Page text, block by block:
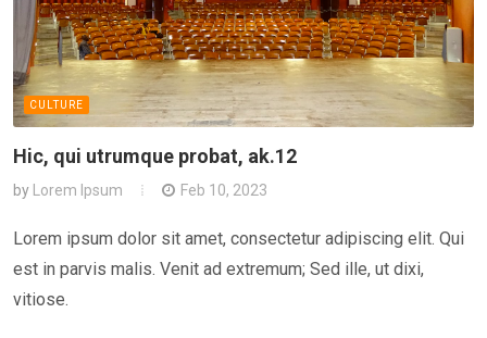
CULTURE
Hic, qui utrumque probat, ak.12
by Lorem Ipsum Feb 10, 2023
Lorem ipsum dolor sit amet, consectetur adipiscing elit. Qui
est in parvis malis. Venit ad extremum; Sed ille, ut dixi,
vitiose.